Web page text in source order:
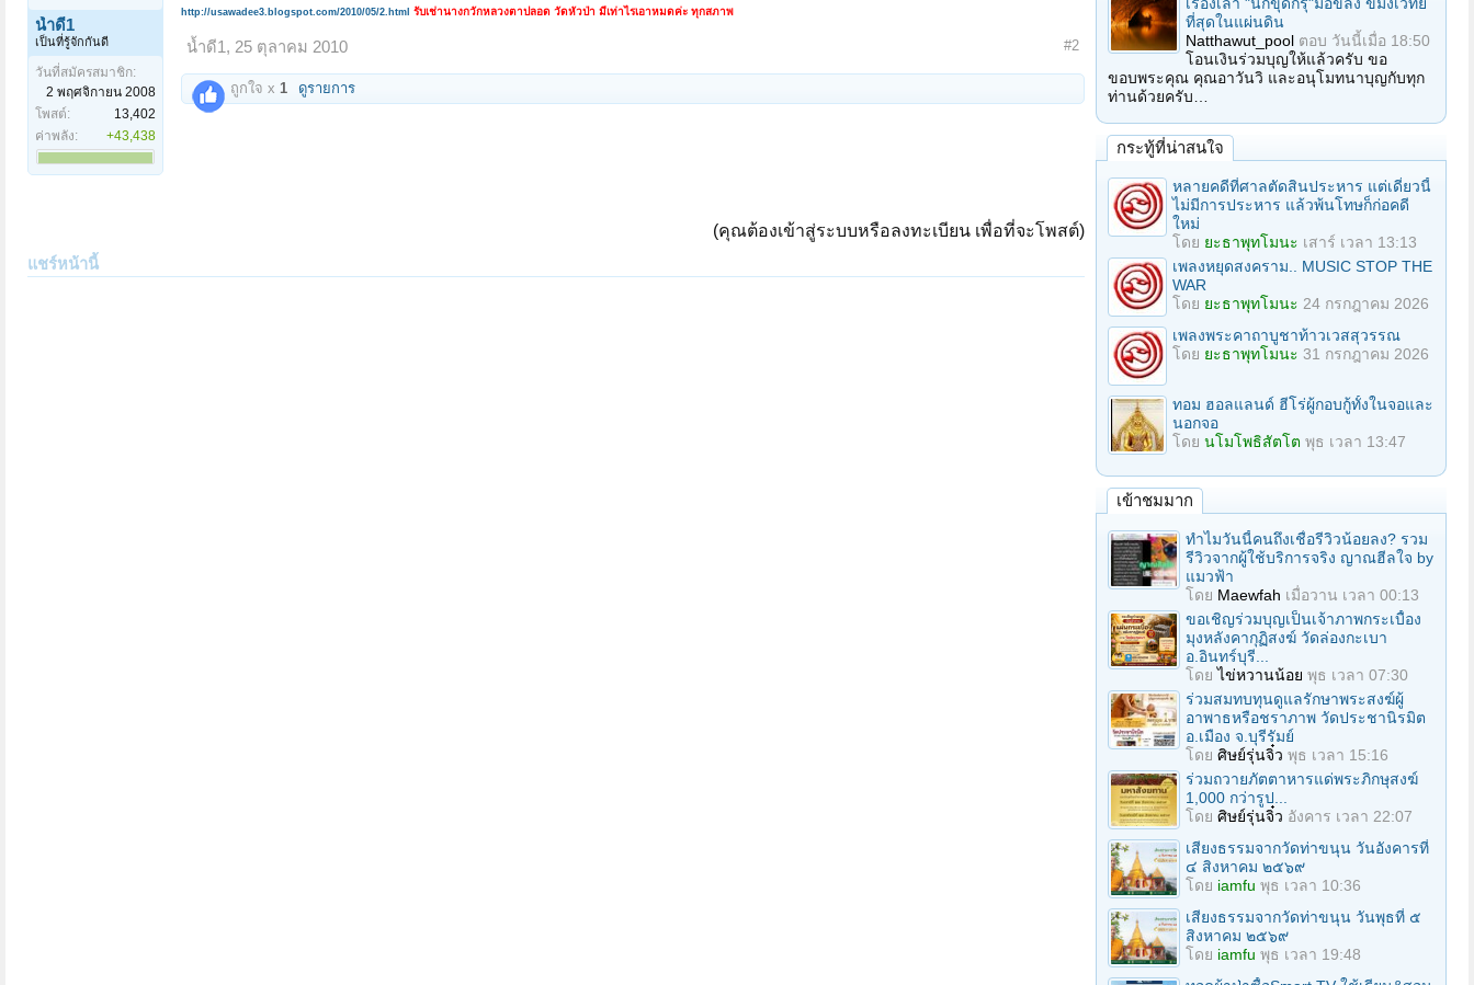
น้ำดี1
เป็นที่รู้จักกันดี
วันที่สมัครสมาชิก:
2 พฤศจิกายน 2008
โพสต์:
13,402
ค่าพลัง:
+43,438
http://usawadee3.blogspot.com/2010/05/2.html รับเช่านางกวักหลวงตาปลอด วัดหัวป่า มีเท่าไรเอาหมดค่ะ ทุกสภาพ
น้ำดี1 , 25 ตุลาคม 2010 #2
ถูกใจ x 1 ดูรายการ
(คุณต้องเข้าสู่ระบบหรือลงทะเบียน เพื่อที่จะโพสต์)
แชร์หน้านี้
ที่สุดในแผ่นดิน
Natthawut_pool ตอบ วันนี้เมื่อ 18:50
โอนเงินร่วมบุญให้แล้วครับ ขอ
ขอบพระคุณ คุณอาวันวิ และอนุโมทนาบุญกับทุก
ท่านด้วยครับ…
กระทู้ที่น่าสนใจ
หลายคดีที่ศาลตัดสินประหาร แต่เดี๋ยวนี้
ไม่มีการประหาร แล้วพ้นโทษก็ก่อคดี
ใหม่
โดย ยะธาพุทโมนะ เสาร์ เวลา 13:13
เพลงหยุดสงคราม.. MUSIC STOP THE
WAR
โดย ยะธาพุทโมนะ 24 กรกฎาคม 2026
เพลงพระคาถาบูชาท้าวเวสสุวรรณ
โดย ยะธาพุทโมนะ 31 กรกฎาคม 2026
ทอม ฮอลแลนด์ ฮีโร่ผู้กอบกู้ทั้งในจอและ
นอกจอ
โดย นโมโพธิสัตโต พุธ เวลา 13:47
เข้าชมมาก
ทำไมวันนี้คนถึงเชื่อรีวิวน้อยลง? รวม
รีวิวจากผู้ใช้บริการจริง ญาณฮีลใจ by
แมวฟ้า
โดย Maewfah เมื่อวาน เวลา 00:13
ขอเชิญร่วมบุญเป็นเจ้าภาพกระเบื้อง
มุงหลังคากุฏิสงฆ์ วัดล่องกะเบา
อ.อินทร์บุรี...
โดยไข่หวานน้อย พุธ เวลา 07:30
ร่วมสมทบทุนดูแลรักษาพระสงฆ์ผู้
อาพาธหรือชราภาพ วัดประชานิรมิต
อ.เมือง จ.บุรีรัมย์
โดย ศิษย์รุ่นจิ๋ว พุธ เวลา 15:16
ร่วมถวายภัตตาหารแด่พระภิกษุสงฆ์
1,000 กว่ารูป...
โดย ศิษย์รุ่นจิ๋ว อังคาร เวลา 22:07
เสียงธรรมจากวัดท่าขนุน วันอังคารที่
๔ สิงหาคม ๒๕๖๙
โดย iamfu พุธ เวลา 10:36
เสียงธรรมจากวัดท่าขนุน วันพุธที่ ๕
สิงหาคม ๒๕๖๙
โดย iamfu พุธ เวลา 19:48